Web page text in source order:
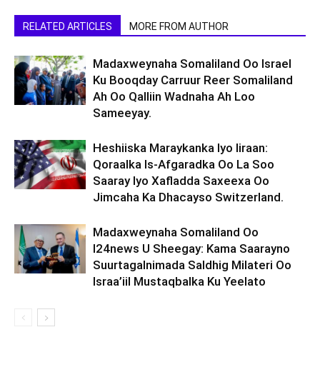
RELATED ARTICLES MORE FROM AUTHOR
Madaxweynaha Somaliland Oo Israel
Ku Booqday Carruur Reer Somaliland
Ah Oo Qalliin Wadnaha Ah Loo
Sameeyay.
Heshiiska Maraykanka Iyo Iiraan:
Qoraalka Is-Afgaradka Oo La Soo
Saaray Iyo Xafladda Saxeexa Oo
Jimcaha Ka Dhacayso Switzerland.
Madaxweynaha Somaliland Oo
I24news U Sheegay: Kama Saarayno
Suurtagalnimada Saldhig Milateri Oo
Israa’iil Mustaqbalka Ku Yeelato